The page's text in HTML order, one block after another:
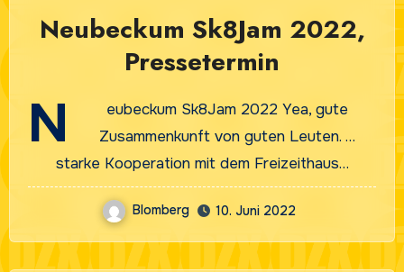
Neubeckum Sk8Jam 2022,
Pressetermin
N
eubeckum Sk8Jam 2022 Yea, gute
Zusammenkunft von guten Leuten. …
starke Kooperation mit dem Freizeithaus…
Blomberg 10. Juni 2022